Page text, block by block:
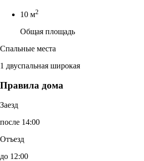
10 м2
Общая площадь
Спальные места
1 двуспальная широкая
Правила дома
Заезд
после 14:00
Отъезд
до 12:00